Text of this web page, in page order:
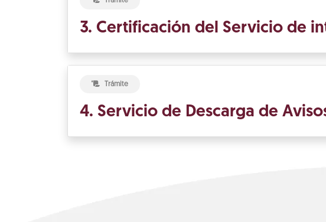
3. Certificación del Servicio de
Trámite
4. Servicio de Descarga de